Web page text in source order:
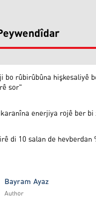
bo rûbirûbûna hişkesaliyê
sor"
enerjiya rojê ber bi
di 10 salan de hevberdan
Bayram Ayaz
Author